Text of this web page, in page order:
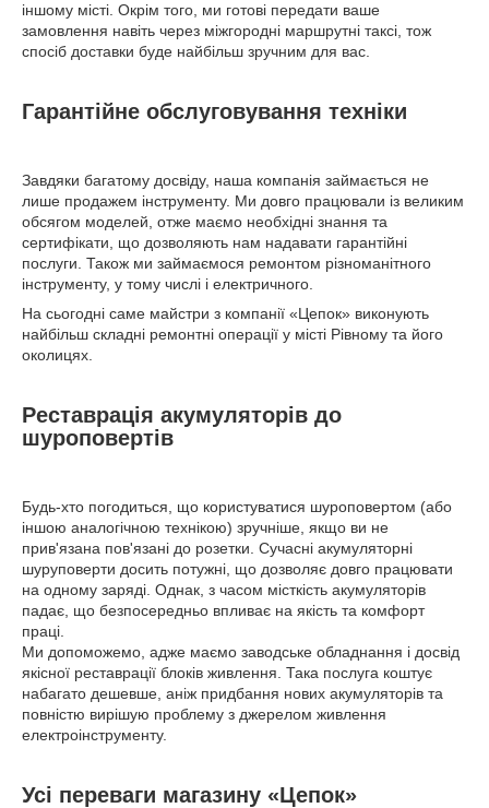
іншому місті. Окрім того, ми готові передати ваше
замовлення навіть через міжгородні маршрутні таксі, тож
спосіб доставки буде найбільш зручним для вас.
Гарантійне обслуговування техніки
Завдяки багатому досвіду, наша компанія займається не
лише продажем інструменту. Ми довго працювали із великим
обсягом моделей, отже маємо необхідні знання та
сертифікати, що дозволяють нам надавати гарантійні
послуги. Також ми займаємося ремонтом різноманітного
інструменту, у тому числі і електричного.
На сьогодні саме майстри з компанії «Цепок» виконують
найбільш складні ремонтні операції у місті Рівному та його
околицях.
Реставрація акумуляторів до
шуроповертів
Будь-хто погодиться, що користуватися шуроповертом (або
іншою аналогічною технікою) зручніше, якщо ви не
прив'язана пов'язані до розетки. Сучасні акумуляторні
шуруповерти досить потужні, що дозволяє довго працювати
на одному заряді. Однак, з часом місткість акумуляторів
падає, що безпосередньо впливає на якість та комфорт
праці.
Ми допоможемо, адже маємо заводське обладнання і досвід
якісної реставрації блоків живлення. Така послуга коштує
набагато дешевше, аніж придбання нових акумуляторів та
повністю вирішую проблему з джерелом живлення
електроінструменту.
Усі переваги магазину «Цепок»